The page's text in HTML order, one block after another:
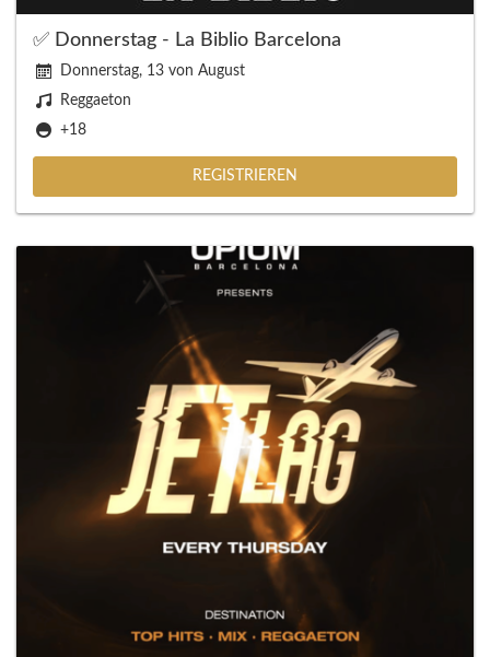
✅ Donnerstag - La Biblio Barcelona
Donnerstag, 13 von August
Reggaeton
+18
REGISTRIEREN